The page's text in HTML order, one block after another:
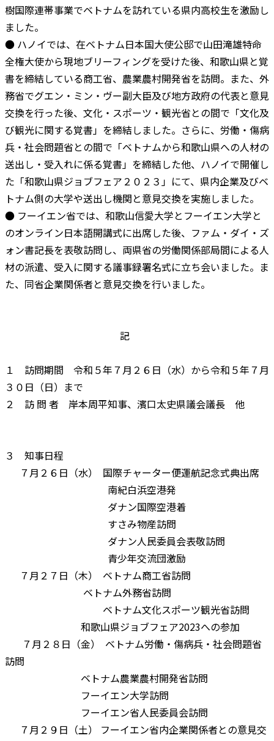
樹国際連帯事業でベトナムを訪れている県内高校生を激励し
ました。
● ハノイでは、在ベトナム日本国大使公邸で山田滝雄特命
全権大使から現地ブリーフィングを受けた後、和歌山県と覚
書を締結している商工省、農業農村開発省を訪問。また、外
務省でグエン・ミン・ヴー副大臣及び地方政府の代表と意見
交換を行った後、文化・スポーツ・観光省との間で「文化及
び観光に関する覚書」を締結しました。さらに、労働・傷病
兵・社会問題省との間で「ベトナムから和歌山県への人材の
送出し・受入れに係る覚書」を締結した他、ハノイで開催し
た「和歌山県ジョブフェア２０２３」にて、県内企業及びベ
トナム側の大学や送出し機関と意見交換を実施しました。
● フーイエン省では、和歌山信愛大学とフーイエン大学と
のオンライン日本語開講式に出席した後、ファム・ダイ・ズ
ォン書記長を表敬訪問し、両県省の労働関係部局間による人
材の派遣、受入に関する議事録署名式に立ち会いました。ま
た、同省企業関係者と意見交換を行いました。
記
１ 訪問期間 令和５年７月２６日（水）から令和５年７月
３０日（日）まで
２ 訪 問 者 岸本周平知事、濱口太史県議会議長 他
３ 知事日程
７月２６日（水） 国際チャーター便運航記念式典出席
南紀白浜空港発
ダナン国際空港着
すさみ物産訪問
ダナン人民委員会表敬訪問
青少年交流団激励
７月２７日（木） ベトナム商工省訪問
ベトナム外務省訪問
ベトナム文化スポーツ観光省訪問
和歌山県ジョブフェア2023への参加
７月２８日（金） ベトナム労働・傷病兵・社会問題省
訪問
ベトナム農業農村開発省訪問
フーイエン大学訪問
フーイエン省人民委員会訪問
７月２９日（土） フーイエン省内企業関係者との意見交